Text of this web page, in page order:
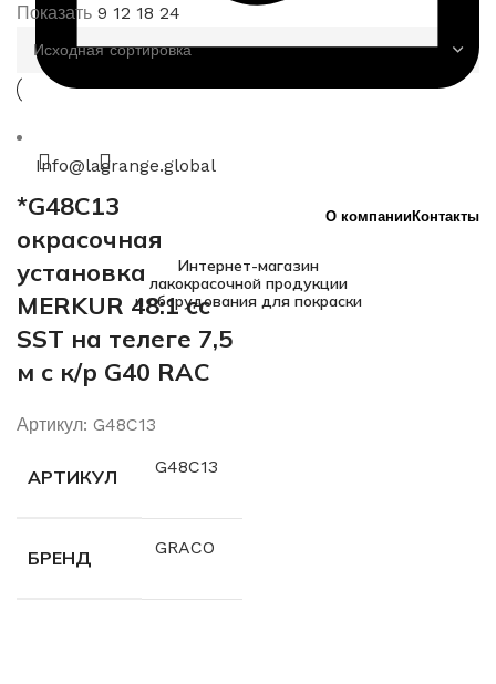
Info@lagrange.global
О компанииКонтакты
Интернет-магазин
лакокрасочной продукции
и оборудования для покраски
Показать 9 12 18 24
*G48C13
окрасочная
установка
MERKUR 48:1 cc
SST на телеге 7,5
м с к/р G40 RAC
Артикул: G48C13
АРТИКУЛ G48C13
БРЕНД GRACO